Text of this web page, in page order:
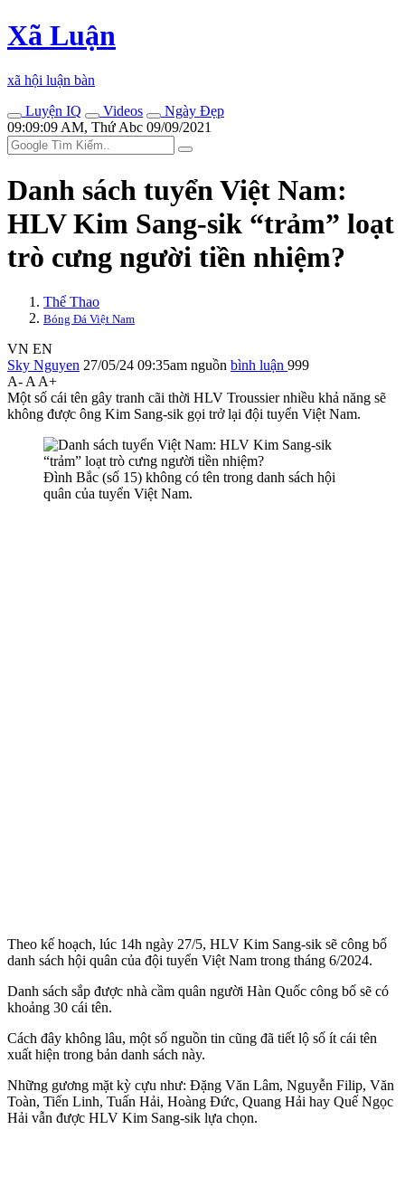
Xã Luận
xã hội luận bàn
Luyện IQ
Videos
Ngày Đẹp
09:09:09 AM, Thứ Abc 09/09/2021
Danh sách tuyển Việt Nam:
HLV Kim Sang-sik “trảm” loạt
trò cưng người tiền nhiệm?
Thể Thao
Bóng Đá Việt Nam
VN EN
Sky Nguyen 27/05/24 09:35am nguồn bình luận 999
A- A A+
Một số cái tên gây tranh cãi thời HLV Troussier nhiều khả năng sẽ
không được ông Kim Sang-sik gọi trở lại đội tuyển Việt Nam.
Đình Bắc (số 15) không có tên trong danh sách hội
quân của tuyển Việt Nam.
Theo kế hoạch, lúc 14h ngày 27/5, HLV Kim Sang-sik sẽ công bố
danh sách hội quân của đội tuyển Việt Nam trong tháng 6/2024.
Danh sách sắp được nhà cầm quân người Hàn Quốc công bố sẽ có
khoảng 30 cái tên.
Cách đây không lâu, một số nguồn tin cũng đã tiết lộ số ít cái tên
xuất hiện trong bản danh sách này.
Những gương mặt kỳ cựu như: Đặng Văn Lâm, Nguyễn Filip, Văn
Toàn, Tiến Linh, Tuấn Hải, Hoàng Đức, Quang Hải hay Quế Ngọc
Hải vẫn được HLV Kim Sang-sik lựa chọn.